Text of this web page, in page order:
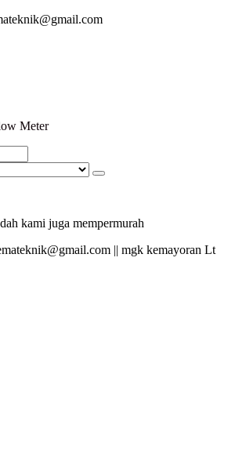
Meter
kami juga mempermurah
|| mgk kemayoran Lt